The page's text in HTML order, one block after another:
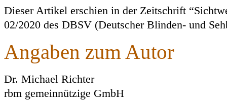
Dieser Artikel erschien in der Zeitschrift
02/2020 des DBSV (Deutscher Blinden- und
Angaben zum Autor
Dr. Michael Richter
rbm gemeinnützige GmbH